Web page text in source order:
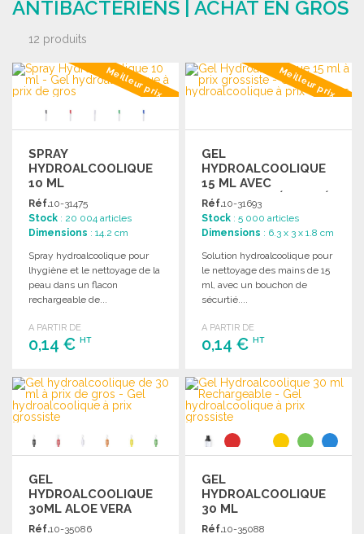
ANTIBACTÉRIENS | ACHAT EN GROS
12 produits
Meilleur prix
SPRAY
HYDROALCOOLIQUE
10 ML
RECHARGEABLE
Réf.10-31475
Stock : 20 004 articles
Dimensions : 14.2 cm
Spray hydroalcoolique pour
lhygiène et le nettoyage de la
peau dans un flacon
rechargeable de...
A PARTIR DE
0,14 € HT
COMMANDER
Demander un devis
Meilleur prix
GEL
HYDROALCOOLIQUE
15 ML AVEC
BOUCHON SÉCURITÉ
À PRIX GROSSISTE
Réf.10-31693
Stock : 5 000 articles
Dimensions : 6.3 x 3 x 1.8 cm
Solution hydroalcoolique pour
le nettoyage des mains de 15
ml, avec un bouchon de
sécurtié....
A PARTIR DE
0,14 €HT
COMMANDER
Demander un devis
GEL
HYDROALCOOLIQUE
30ML ALOE VERA
Réf.10-35086
GEL
HYDROALCOOLIQUE
30 ML
RECHARGEABLE
Réf.10-35088